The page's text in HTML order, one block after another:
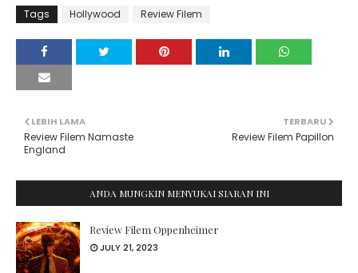
Tags Hollywood Review Filem
TERBARU
Review Filem Papillon
LEBIH LAMA
Review Filem Namaste
England
ANDA MUNGKIN MENYUKAI SIARAN INI
Review Filem Oppenheimer
JULY 21, 2023